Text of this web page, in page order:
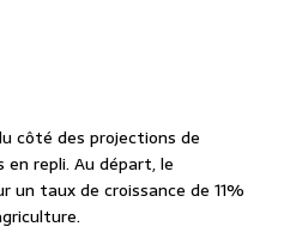
côté des projections de
en repli. Au départ, le
taux de croissance de 11%